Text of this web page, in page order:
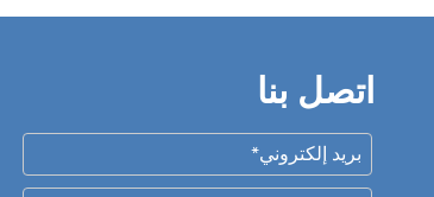
اتصل بنا